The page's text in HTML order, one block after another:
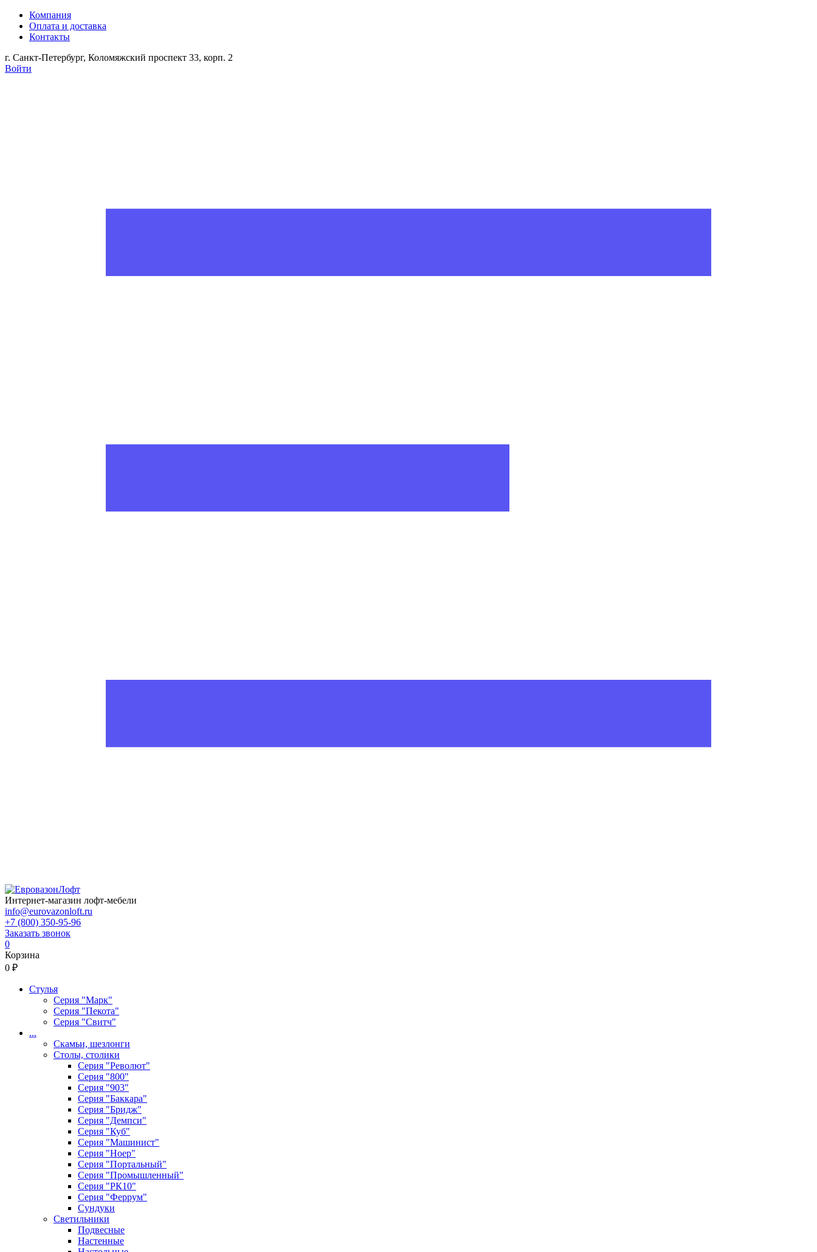
Компания
Оплата и доставка
Контакты
г. Санкт-Петербург, Коломяжский проспект 33, корп. 2
Войти
Интернет-магазин лофт-мебели
info@eurovazonloft.ru
+7 (800) 350-95-96
Заказать звонок
0
Корзина
0 ₽
Стулья
Серия "Марк"
Серия "Пекота"
Серия "Свитч"
...
Скамьи, шезлонги
Столы, столики
Серия "Револют"
Серия "800"
Серия "903"
Серия "Баккара"
Серия "Бридж"
Серия "Демпси"
Серия "Куб"
Серия "Машинист"
Серия "Ноер"
Серия "Портальный"
Серия "Промышленный"
Серия "РК10"
Серия "Феррум"
Сундуки
Светильники
Подвесные
Настенные